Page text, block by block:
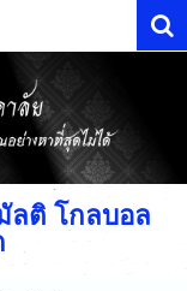
ลติ โกลบอล